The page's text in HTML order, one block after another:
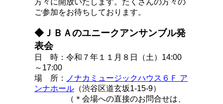
ご参加をお待ちしております。
◆ＪＢＡのユニークアンサンブル発
表会
日 時：令和７年１１月８日（土）14:00
～17:00
場 所：
ノナカミュージックハウス６Ｆ ア
ンナホール （渋谷区道玄坂1-15-9）
（＊会場への直接のお問合せは、